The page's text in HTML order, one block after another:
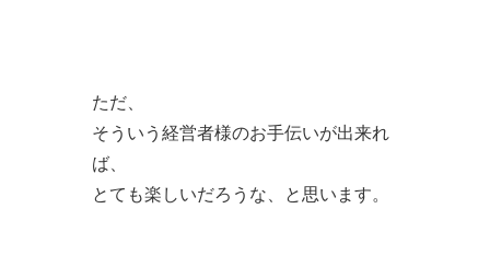
ただ、
そういう経営者様のお手伝いが出来れ
ば、
とても楽しいだろうな、と思います。